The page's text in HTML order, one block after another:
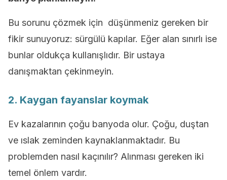
Bu sorunu çözmek için düşünmeniz gereken bir
fikir sunuyoruz: sürgülü kapılar. Eğer alan sınırlı ise
bunlar oldukça kullanışlıdır. Bir ustaya
danışmaktan çekinmeyin.
2. Kaygan fayanslar koymak
Ev kazalarının çoğu banyoda olur. Çoğu, duştan
ve ıslak zeminden kaynaklanmaktadır. Bu
problemden nasıl kaçınılır? Alınması gereken iki
temel önlem vardır.